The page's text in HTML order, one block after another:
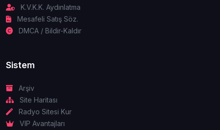
K.V.K.K. Aydınlatma
Mesafeli Satış Söz.
DMCA / Bildir-Kaldır
Sistem
Arşiv
Site Haritası
Radyo Sitesi Kur
VIP Avantajları